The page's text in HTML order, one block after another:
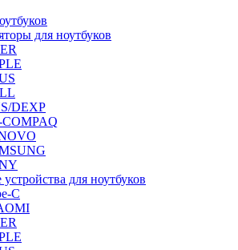
для ноутбуков
DEXP
COMPAQ
для ноутбуков
C